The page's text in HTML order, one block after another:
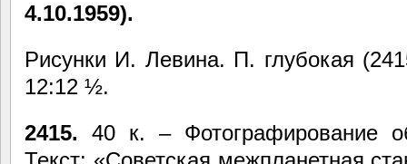
4.10.1959).
Рисунки И. Левина. П. глубокая
12:12 ½.
2415. 40 к. – Фотографирование